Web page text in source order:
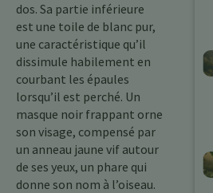
dos. Sa partie inférieure
est une toile de blanc pur,
une caractéristique qu’il
dissimule habilement en
courbant les épaules
lorsqu’il est perché. Un
masque noir frappant orne
son visage, compensé par
un anneau jaune vif autour
de ses yeux, un phare qui
donne son nom à l’oiseau.